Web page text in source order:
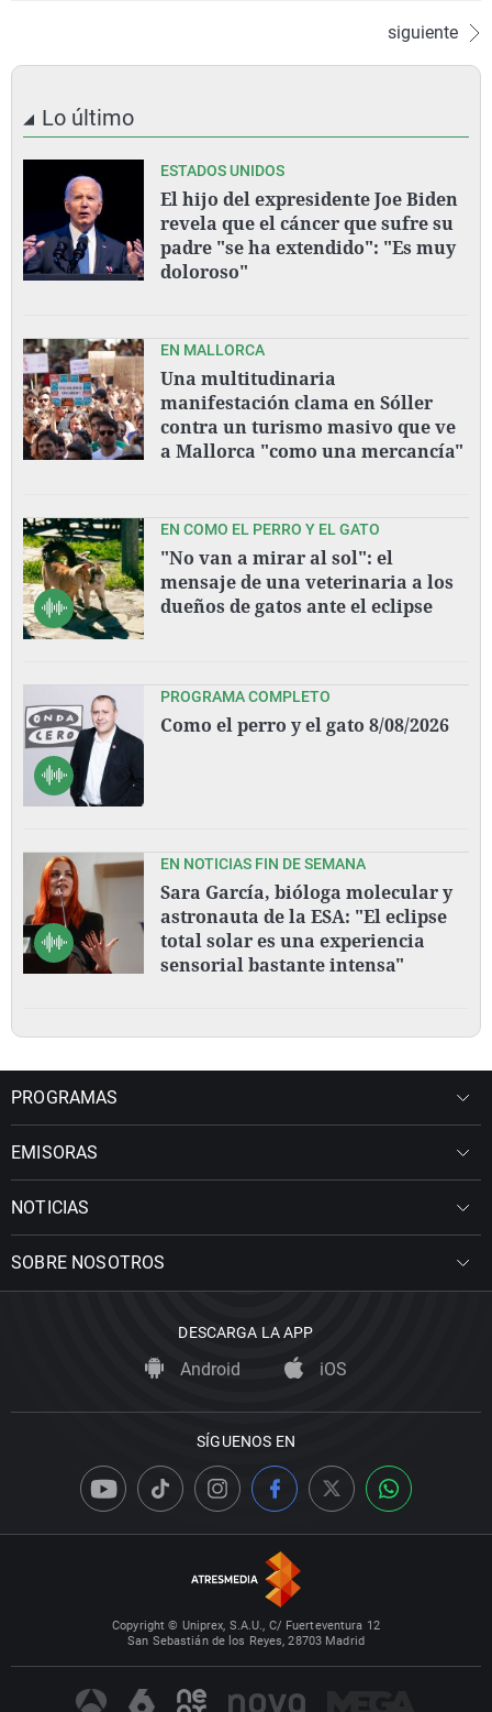
siguiente
Lo último
ESTADOS UNIDOS
El hijo del expresidente Joe Biden
revela que el cáncer que sufre su
padre "se ha extendido": "Es muy
doloroso"
EN MALLORCA
Una multitudinaria
manifestación clama en Sóller
contra un turismo masivo que ve
a Mallorca "como una mercancía"
EN COMO EL PERRO Y EL GATO
"No van a mirar al sol": el
mensaje de una veterinaria a los
dueños de gatos ante el eclipse
PROGRAMA COMPLETO
Como el perro y el gato 8/08/2026
EN NOTICIAS FIN DE SEMANA
Sara García, bióloga molecular y
astronauta de la ESA: "El eclipse
total solar es una experiencia
sensorial bastante intensa"
PROGRAMAS
EMISORAS
NOTICIAS
SOBRE NOSOTROS
DESCARGA LA APP
Android iOS
SÍGUENOS EN
Copyright © Uniprex, S.A.U., C/ Fuerteventura 12
San Sebastián de los Reyes, 28703 Madrid